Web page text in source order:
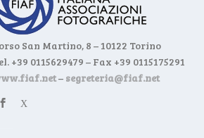
San Martino, 8 – 10122 Torino
+39 0115629479 – Fax +39 0115175291
– segreteria@fiaf.net